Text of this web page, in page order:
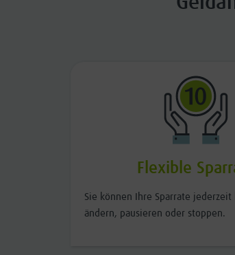
Flexible
Sie können Ihre Sparrate jederzeit
ändern, pausieren oder stoppen.